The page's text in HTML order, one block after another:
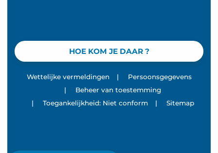
HOE KOM JE DAAR ?
Wettelijke vermeldingen |
Persoonsgegevens
|
Beheer van toestemming
|
Toegankelijkheid: Niet conform | Sitemap